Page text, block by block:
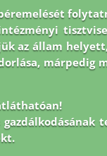
az állam